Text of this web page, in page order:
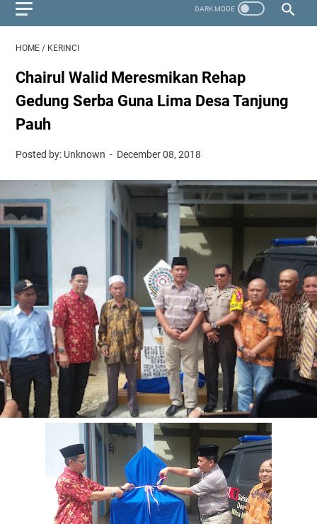
HOME / KERINCI
Chairul Walid Meresmikan Rehap
Gedung Serba Guna Lima Desa Tanjung
Pauh
Posted by: Unknown December 08, 2018